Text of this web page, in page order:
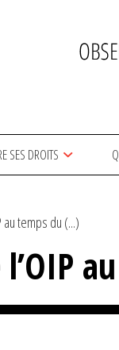
SES DROITS
temps du (...)
l’OIP